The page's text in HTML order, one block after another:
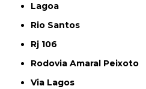
Lagoa
Rio Santos
Rj 106
Rodovia Amaral Peixoto
Via Lagos